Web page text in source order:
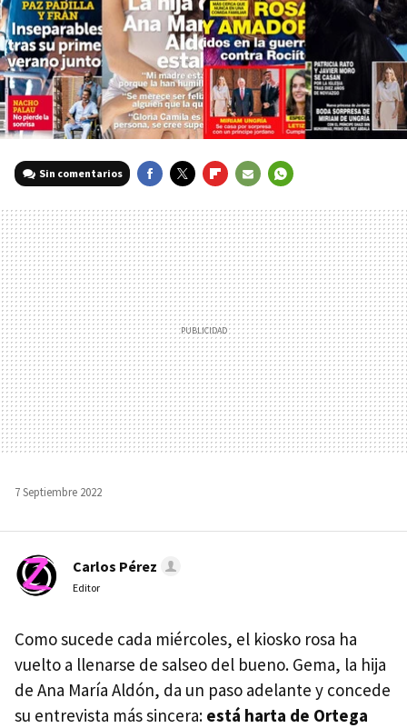
Sin comentarios
MAIL
7 Septiembre 2022
Carlos Pérez
Editor
Como sucede cada miércoles, el kiosko rosa ha
vuelto a llenarse de salseo del bueno. Gema, la hija
de Ana María Aldón, da un paso adelante y concede
su entrevista más sincera: está harta de Ortega